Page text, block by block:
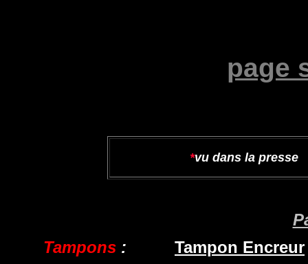
page
*vu dans la presse
Tampons : Tampon Encreur